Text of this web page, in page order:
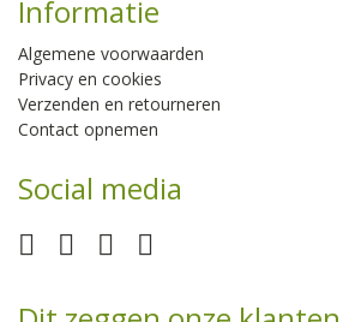
Informatie
Algemene voorwaarden
Privacy en cookies
Verzenden en retourneren
Contact opnemen
Social media